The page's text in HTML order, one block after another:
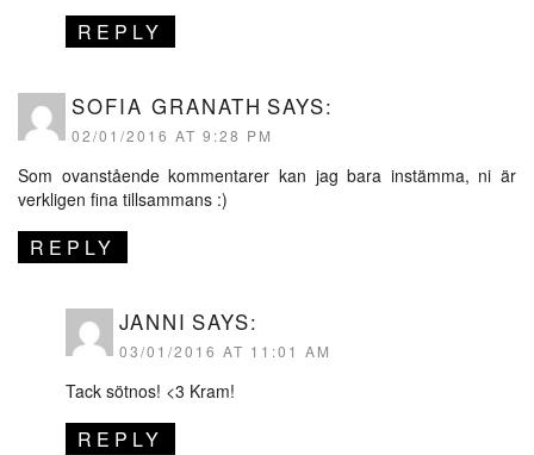
REPLY
SOFIA GRANATH SAYS:
02/01/2016 AT 9:28 PM
Som ovanstående kommentarer kan jag bara instämma, ni är
verkligen fina tillsammans :)
REPLY
JANNI SAYS:
03/01/2016 AT 11:01 AM
Tack sötnos! <3 Kram!
REPLY